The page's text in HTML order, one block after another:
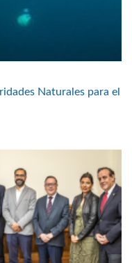
Naturales para el